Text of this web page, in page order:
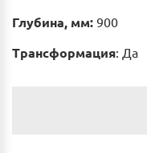
Глубина, мм: 900
Трансформация: Да